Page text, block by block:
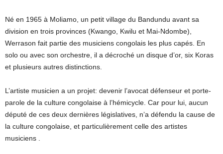
Né en 1965 à Moliamo, un petit village du Bandundu avant sa
division en trois provinces (Kwango, Kwilu et Mai-Ndombe),
Werrason fait partie des musiciens congolais les plus capés. En
solo ou avec son orchestre, il a décroché un disque d’or, six Koras
et plusieurs autres distinctions.
L’artiste musicien a un projet: devenir l’avocat défenseur et porte-
parole de la culture congolaise à l’hémicycle. Car pour lui, aucun
député de ces deux dernières législatives, n’a défendu la cause de
la culture congolaise, et particulièrement celle des artistes
musiciens .